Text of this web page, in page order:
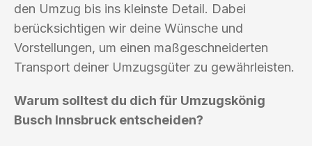
den Umzug bis ins kleinste Detail. Dabei
berücksichtigen wir deine Wünsche und
Vorstellungen, um einen maßgeschneiderten
Transport deiner Umzugsgüter zu gewährleisten.
Warum solltest du dich für Umzugskönig
Busch Innsbruck entscheiden?